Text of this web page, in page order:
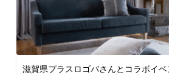
滋賀県プラスロゴバさんとコラボイベ